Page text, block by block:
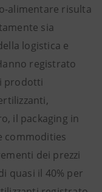
alimentare risulta
sia
logistica e
registrato
prodotti
il packaging in
commodities
dei prezzi
quasi il 40% per